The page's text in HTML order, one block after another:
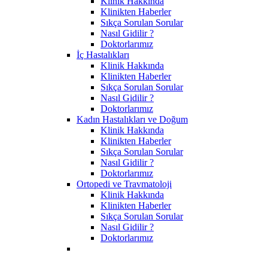
Klinikten Haberler
Sıkça Sorulan Sorular
Nasıl Gidilir ?
Doktorlarımız
İç Hastalıkları
Klinik Hakkında
Klinikten Haberler
Sıkça Sorulan Sorular
Nasıl Gidilir ?
Doktorlarımız
Kadın Hastalıkları ve Doğum
Klinik Hakkında
Klinikten Haberler
Sıkça Sorulan Sorular
Nasıl Gidilir ?
Doktorlarımız
Ortopedi ve Travmatoloji
Klinik Hakkında
Klinikten Haberler
Sıkça Sorulan Sorular
Nasıl Gidilir ?
Doktorlarımız